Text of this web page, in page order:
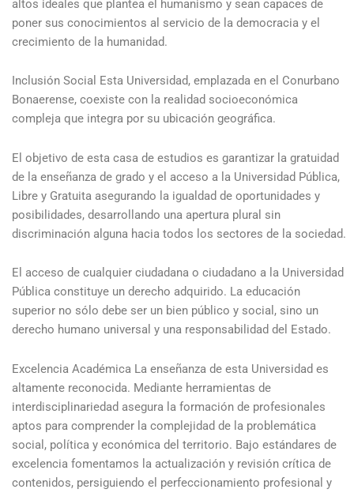
altos ideales que plantea el humanismo y sean capaces de
poner sus conocimientos al servicio de la democracia y el
crecimiento de la humanidad.
Inclusión Social Esta Universidad, emplazada en el Conurbano
Bonaerense, coexiste con la realidad socioeconómica
compleja que integra por su ubicación geográfica.
El objetivo de esta casa de estudios es garantizar la gratuidad
de la enseñanza de grado y el acceso a la Universidad Pública,
Libre y Gratuita asegurando la igualdad de oportunidades y
posibilidades, desarrollando una apertura plural sin
discriminación alguna hacia todos los sectores de la sociedad.
El acceso de cualquier ciudadana o ciudadano a la Universidad
Pública constituye un derecho adquirido. La educación
superior no sólo debe ser un bien público y social, sino un
derecho humano universal y una responsabilidad del Estado.
Excelencia Académica La enseñanza de esta Universidad es
altamente reconocida. Mediante herramientas de
interdisciplinariedad asegura la formación de profesionales
aptos para comprender la complejidad de la problemática
social, política y económica del territorio. Bajo estándares de
excelencia fomentamos la actualización y revisión crítica de
contenidos, persiguiendo el perfeccionamiento profesional y